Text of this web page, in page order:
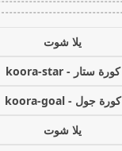
يلا شوت
كورة ستار - koora-star
كورة جول - koora-goal
يلا شوت